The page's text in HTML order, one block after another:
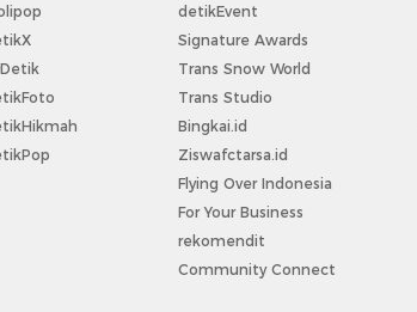
detikEvent
Signature Awards
Trans Snow World
Trans Studio
Bingkai.id
Ziswafctarsa.id
Flying Over Indonesia
For Your Business
rekomendit
Community Connect